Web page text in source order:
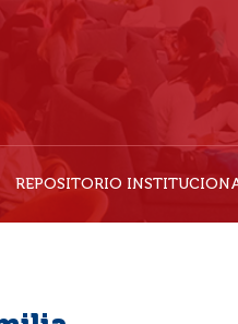
REPOSITORIO